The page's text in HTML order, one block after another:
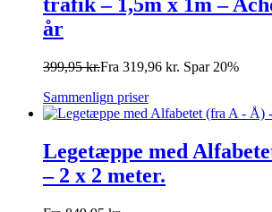
år
399,95kr.Fra 319,96 kr. Spar 20%
Sammenlign priser
Legetæppe med
– 2 x 2 meter.